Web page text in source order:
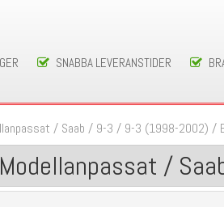
SNABBA LEVERANSTIDER
/ Saab / 9-3 / 9-3 (1998-2002) /
Modellanpassat /